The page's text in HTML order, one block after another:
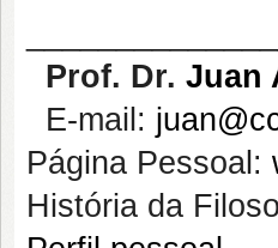
Prof. Dr. Juan
E-mail:
Página Pessoal:
História da